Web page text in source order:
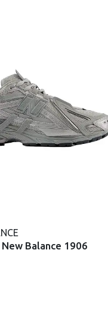
Balance 1906